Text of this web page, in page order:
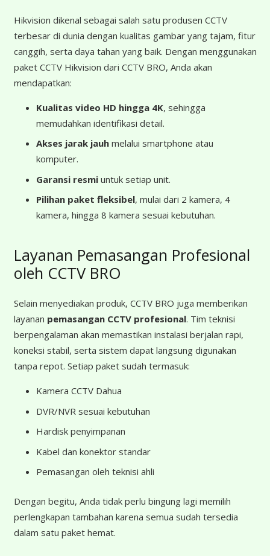
Hikvision dikenal sebagai salah satu produsen CCTV
terbesar di dunia dengan kualitas gambar yang tajam, fitur
canggih, serta daya tahan yang baik. Dengan menggunakan
paket CCTV Hikvision dari CCTV BRO, Anda akan
mendapatkan:
Kualitas video HD hingga 4K, sehingga
memudahkan identifikasi detail.
Akses jarak jauh melalui smartphone atau
komputer.
Garansi resmi untuk setiap unit.
Pilihan paket fleksibel, mulai dari 2 kamera, 4
kamera, hingga 8 kamera sesuai kebutuhan.
Layanan Pemasangan Profesional
oleh CCTV BRO
Selain menyediakan produk, CCTV BRO juga memberikan
layanan pemasangan CCTV profesional. Tim teknisi
berpengalaman akan memastikan instalasi berjalan rapi,
koneksi stabil, serta sistem dapat langsung digunakan
tanpa repot. Setiap paket sudah termasuk:
Kamera CCTV Dahua
DVR/NVR sesuai kebutuhan
Hardisk penyimpanan
Kabel dan konektor standar
Pemasangan oleh teknisi ahli
Dengan begitu, Anda tidak perlu bingung lagi memilih
perlengkapan tambahan karena semua sudah tersedia
dalam satu paket hemat.